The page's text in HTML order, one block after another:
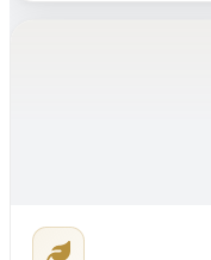
tatsächlichen